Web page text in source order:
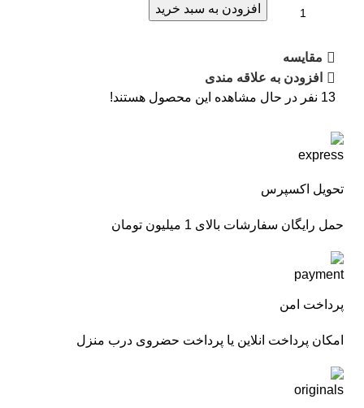
افزودن به سبد خرید
مقایسه
افزودن به علاقه مندی
13 نفر در حال مشاهده این محصول هستند!
تحویل اکسپرس
حمل رایگان سفارشات بالای 1 میلیون تومان
پرداخت امن
امکان پرداخت انلاین یا پرداخت حضروی درب منزل